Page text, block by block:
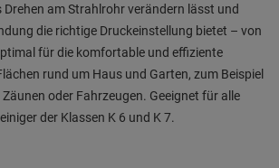
Drehen am Strahlrohr verändern lässt und
die richtige Druckeinstellung bietet – von
für die komfortable und effiziente
rund um Haus und Garten, zum Beispiel
oder Fahrzeugen. Geeignet für alle
der Klassen K 6 und K 7.